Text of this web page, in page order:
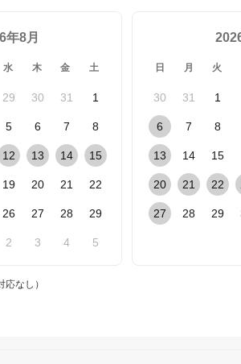
年8月
水 木 金 土
29 30 31 1
5 6 7 8
12 13 14 15
19 20 21 22
26 27 28 29
2 3 4 5
日 月 火
30 31 1
6 7 8
13 14 15
20 21 22
27 28 29
なし）